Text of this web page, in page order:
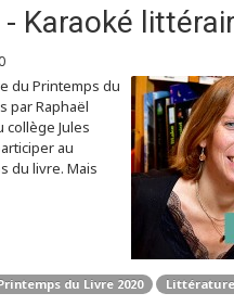
Karaoké
du Printemps du
par Raphaël
collège Jules
au
du livre. Mais
du Livre 2020